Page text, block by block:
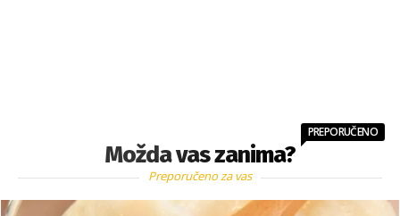
Možda vas zanima?
PREPORUČENO
Preporučeno za vas